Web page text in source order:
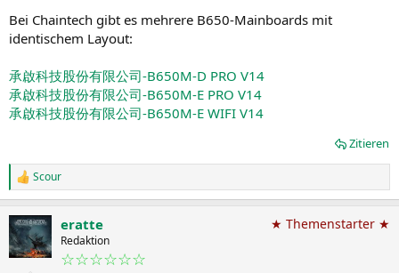
Bei Chaintech gibt es mehrere B650-Mainboards mit
identischem Layout:
承啟科技股份有限公司-B650M-D PRO V14
承啟科技股份有限公司-B650M-E PRO V14
承啟科技股份有限公司-B650M-E WIFI V14
Zitieren
R
e
k
t
i
Scour
eratte
Redaktion
☆☆☆☆☆☆
★ Themenstarter ★